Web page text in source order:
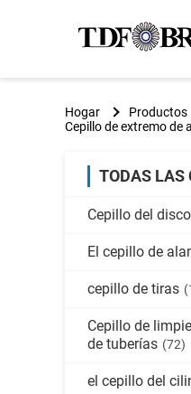
Hogar Productos
Cepillo de extremo de
TODAS LAS
Cepillo del disco
El cepillo de
cepillo de tiras
Cepillo de
de tuberías (72)
el cepillo del